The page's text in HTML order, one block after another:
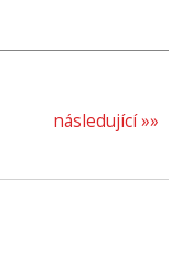
následující »»